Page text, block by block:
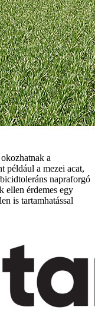
a
például a mezei acat,
napraforgó
ellen érdemes egy
is tartamhatással